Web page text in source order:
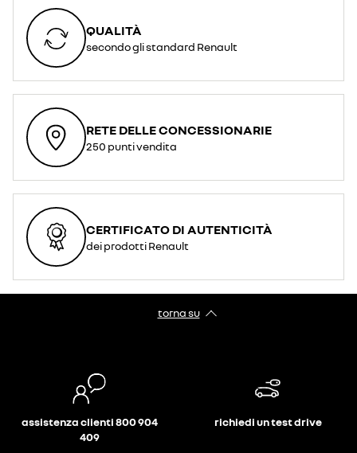
QUALITÀ
secondo gli standard Renault
RETE DELLE CONCESSIONARIE
250 punti vendita
CERTIFICATO DI AUTENTICITÀ
dei prodotti Renault
torna su
assistenza clienti 800 904
409
richiedi un test drive